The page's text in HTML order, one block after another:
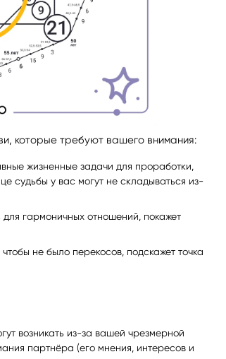
которые требуют вашего внимания:
жизненные задачи для проработки,
судьбы у вас могут не складываться из-
гармоничных отношений, покажет
не было перекосов, подскажет точка
возникать из-за вашей чрезмерной
партнёра (его мнения, интересов и